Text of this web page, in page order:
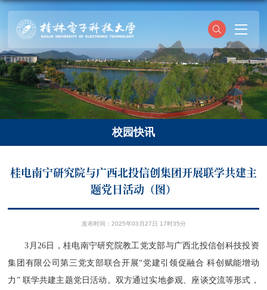
校园快讯
​桂电南宁研究院与广西北投信创集团开展联学共建主
题党日活动（图）
发布时间：2025年03月27日 17时35分
3月26日，桂电南宁研究院教工党支部与广西北投信创科技投资
集团有限公司第三党支部联合开展“党建引领促融合 科创赋能增动
力” 联学共建主题党日活动。双方通过实地参观、座谈交流等形式，